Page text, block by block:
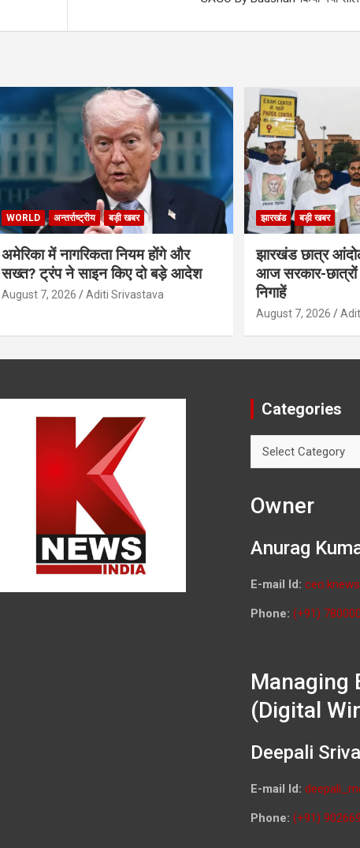
WORLD अन्तर्राष्ट्रीय बड़ी खबर
अमेरिका में नागरिकता नियम होंगे और
सख्त? ट्रंप ने साइन किए दो बड़े आदेश
August 7, 2026 Aditi Srivastava
झारखंड बड़ी खबर
झारखंड छात्र
आज सरकार-छात्रों
निगाहें
August 7, 2026
Categories
Owner
Anurag
E-mail Id:
Phone: (+91)
Managing
(Digital
Deepali
E-mail Id:
Phone: (+91)